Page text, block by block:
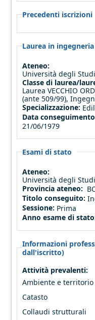
Precedenti iscrizioni
Laurea in ingegneria
Ateneo:
Università degli
Classe di laurea/
Laurea VECCHIO
(ante 509/99),
Specializzazione:
Data
21/06/1979
Esami di stato
Ateneo:
Università degli
Provincia ateneo:
Titolo conseguito:
Sessione: Prima
Anno esame di
Informazioni
dall'iscritto)
Attività prevalenti:
Ambiente e territorio
Catasto
Collaudi strutturali